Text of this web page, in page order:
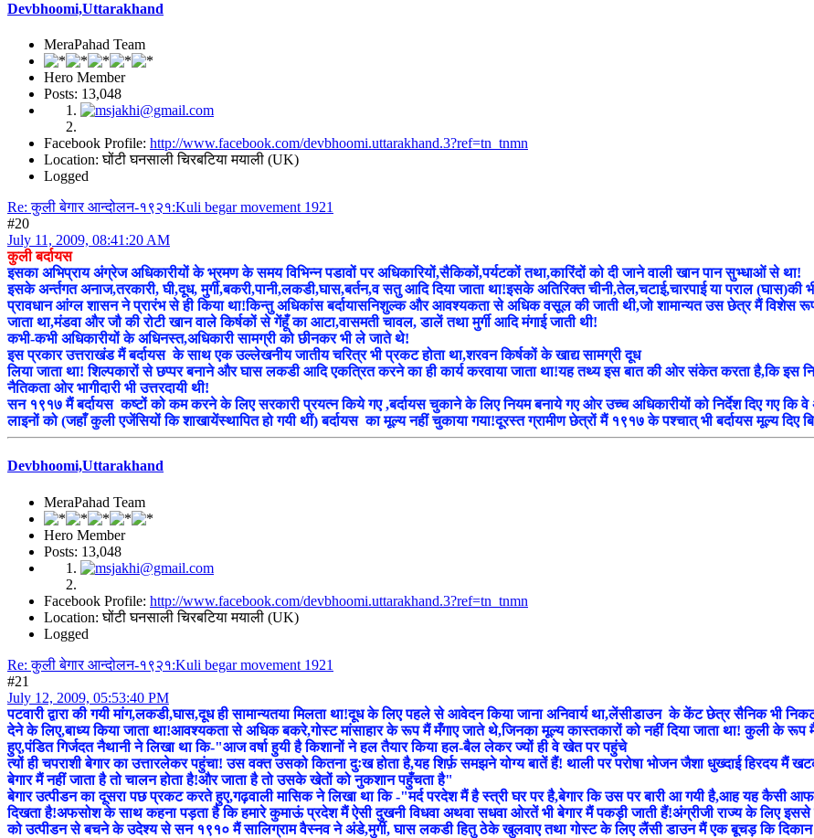
Devbhoomi,Uttarakhand
MeraPahad Team
Hero Member
Posts: 13,048
Facebook Profile: http://www.facebook.com/devbhoomi.uttarakhand.3?ref=tn_tnmn
Location: घोंटी घनसाली चिरबटिया मयाली (UK)
Logged
Re: कुली बेगार आन्दोलन-१९२१:Kuli begar movement 1921
#20
July 11, 2009, 08:41:20 AM
कुली बर्दायस
इसका अभिप्राय अंग्रेज अधिकारीयों के भ्रमण के समय विभिन्न पडावों पर अधिकारियों,सैकिकों,पर्यटकों तथा,कारिंदों को दी जाने वाली खान पान सुभ्धाओं से था!
इसके अर्न्तगत अनाज,तरकारी, घी,दूध, मुर्गी,बकरी,पानी,लकडी,घास,बर्तन,व सतु आदि दिया जाता था!इसके अतिरिक्त चीनी,तेल,चटाई,चारपाई या पराल (घास)की
प्रावधान आंग्ल शासन ने प्रारंभ से ही किया था!किन्तु अधिकांस बर्दायासनिशुल्क और आवश्यकता से अधिक वसूल की जाती थी,जो शामान्यत उस छेत्र मैं विशेस
जाता था,मंडवा और जौ की रोटी खान वाले किर्षकों से गेंहूँ का आटा,वासमती चावल, डालें तथा मुर्गी आदि मंगाई जाती थी!
कभी-कभी अधिकारीयों के अधिनस्त,अधिकारी सामग्री को छीनकर भी ले जाते थे!
इस प्रकार उत्तराखंड मैं बर्दायस के साथ एक उल्लेखनीय जातीय चरित्र भी प्रकट होता था,शरवन किर्षकों के खाद्य सामग्री दूध
लिया जाता था! शिल्पकारों से छप्पर बनाने और घास लकडी आदि एकत्रित करने का ही कार्य करवाया जाता था!यह तथ्य इस बात की ओर संकेत करता है,कि इस
नैतिकता ओर भागीदारी भी उत्तरदायी थी!
सन १९१७ मैं बर्दायस कष्टों को कम करने के लिए सरकारी प्रयत्न किये गए ,बर्दायस चुकाने के लिए नियम बनाये गए ओर उच्च अधिकारीयों को निर्देश दिए गए कि वे
लाइनों को (जहाँ कुली एजेंसियों कि शाखायेंस्थापित हो गयी थीं) बर्दायस का मूल्य नहीं चुकाया गया!दूरस्त ग्रामीण छेत्रों मैं १९१७ के पश्चात् भी बर्दायस मूल्य दिए
Devbhoomi,Uttarakhand
MeraPahad Team
Hero Member
Posts: 13,048
Facebook Profile: http://www.facebook.com/devbhoomi.uttarakhand.3?ref=tn_tnmn
Location: घोंटी घनसाली चिरबटिया मयाली (UK)
Logged
Re: कुली बेगार आन्दोलन-१९२१:Kuli begar movement 1921
#21
July 12, 2009, 05:53:40 PM
पटवारी द्वारा की गयी मांग,लकडी,घास,दूध ही सामान्यतया मिलता था!दूध के लिए पहले से आवेदन किया जाना अनिवार्य था,लेंसीडाउन के केंट छेत्र सैनिक भी निकट
देने के लिए,बाध्य किया जाता था!आवश्यकता से अधिक बकरे,गोस्ट मांसाहार के रूप मैं मँगाए जाते थे,जिनका मूल्य कास्तकारों को नहीं दिया जाता था! कुली के रूप
हुए,पंडित गिर्जदत नैथानी ने लिखा था कि-"आज वर्षा हुयी है किशानों ने हल तैयार किया हल-बैल लेकर ज्यों ही वे खेत पर पहुंचे
त्यों ही चपराशी बेगार का उत्तारलेकर पहुंचा! उस वक्त उसको कितना दुःख होता है,यह शिर्फ़ समझने योग्य बातें हैं! थाली पर परोषा भोजन जैशा धुख्दाई
बेगार मैं नहीं जाता है तो चालन होता है!और जाता है तो उसके खेतों को नुकशान पहुँचता है"
बेगार उत्पीडन का दूसरा पछ प्रकट करते हुए,गढ़वाली मासिक ने लिखा था कि -"मर्द परदेश मैं है स्त्री घर पर है,बेगार कि उस पर बारी आ गयी है,आह यह कैसी
दिखता है!अफसोश के साथ कहना पड़ता है कि हमारे कुमाऊं प्रदेश मैं ऐसी दुखनी विधवा अथवा सधवा ओरतें भी बेगार मैं पकड़ी जाती हैं!अंग्रीजी राज्य के लिए
को उत्पीडन से बचने के उदेश्य से सन १९१० मैं सालिग्राम वैस्नव ने अंडे,मुर्गी, घास लकडी हितु ठेके खुलवाए तथा गोस्ट के लिए लैंसी डाउन मैं एक बूचड़ कि दिकान